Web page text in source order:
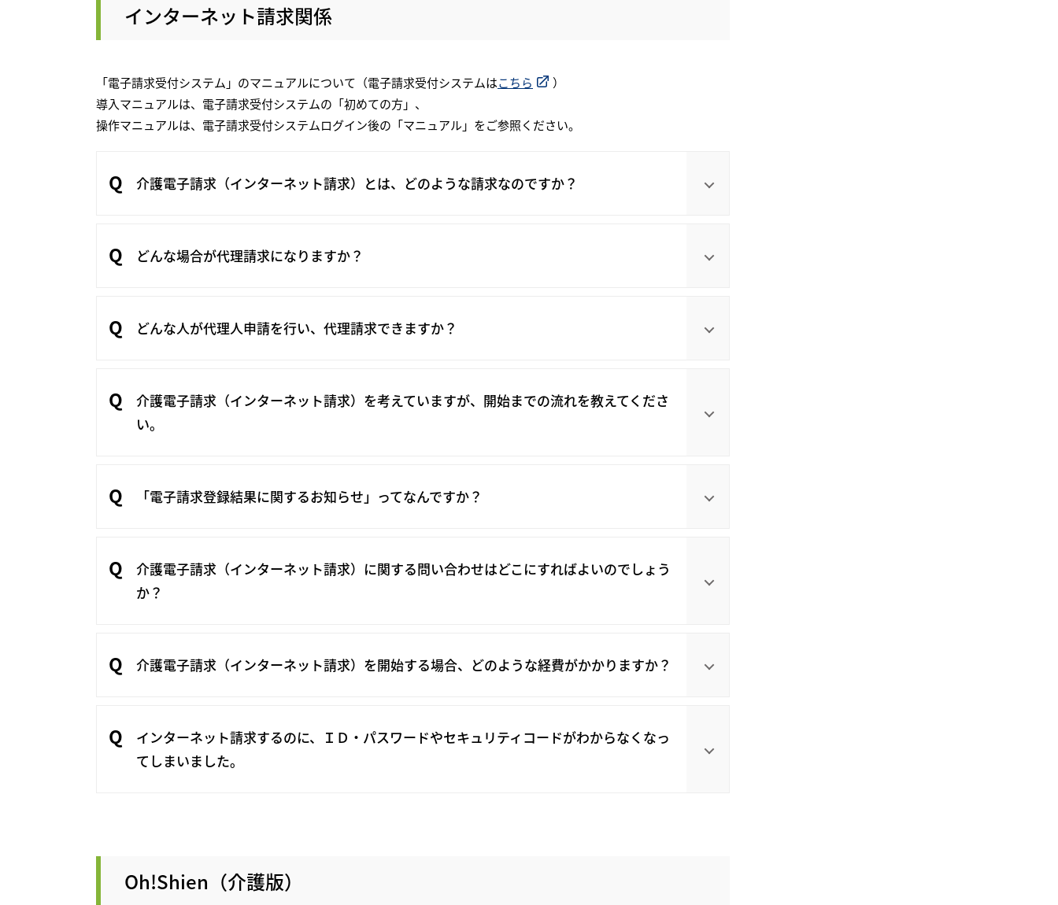
インターネット請求関係
「電子請求受付システム」のマニュアルについて（電子請求受付システムはこちら
）
導入マニュアルは、電子請求受付システムの「初めての方」、
操作マニュアルは、電子請求受付システムログイン後の「マニュアル」をご参照ください。
介護電子請求（インターネット請求）とは、どのような請求なのですか？
どんな場合が代理請求になりますか？
どんな人が代理人申請を行い、代理請求できますか？
介護電子請求（インターネット請求）を考えていますが、開始までの流れを教えてくださ
い。
「電子請求登録結果に関するお知らせ」ってなんですか？
介護電子請求（インターネット請求）に関する問い合わせはどこにすればよいのでしょう
か？
介護電子請求（インターネット請求）を開始する場合、どのような経費がかかりますか？
インターネット請求するのに、ＩＤ・パスワードやセキュリティコードがわからなくなっ
てしまいました。
Oh!Shien（介護版）